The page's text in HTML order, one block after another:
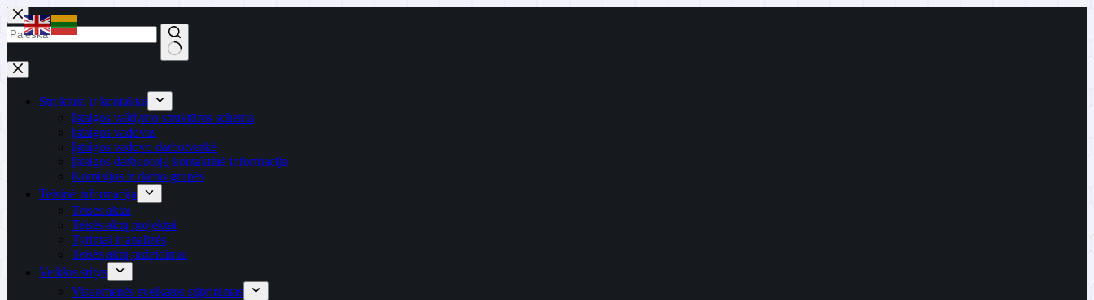
Skip
to
content
No
results
Struktūra ir kontaktai
Įstaigos valdymo struktūros schema
Įstaigos vadovas
Įstaigos vadovo darbotvarkė
Įstaigos darbuotojų kontaktinė informacija
Komisijos ir darbo grupės
Teisinė informacija
Teisės aktai
Teisės aktų projektai
Tyrimai ir analizės
Teisės aktų pažeidimai
Veiklos sritys
Visuomenės sveikatos stiprinimas